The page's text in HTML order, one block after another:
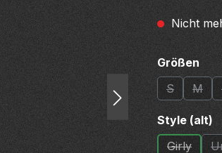
Nicht
Größen
S
(Diese
M
Style (alt)
Girly